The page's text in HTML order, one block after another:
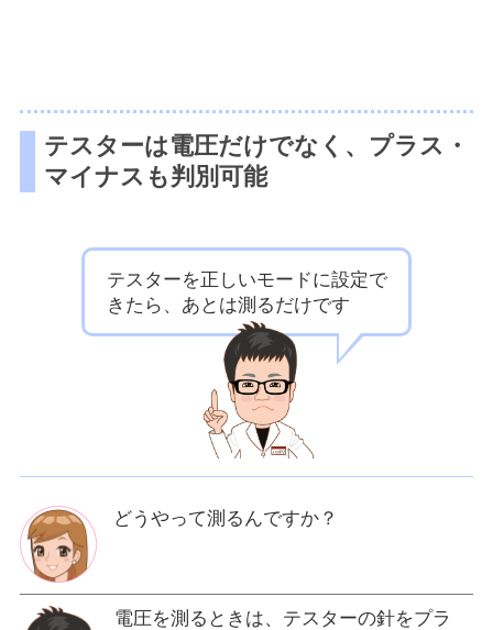
テスターは電圧だけでなく、プラス・
マイナスも判別可能
テスターを正しいモードに設定で
きたら、あとは測るだけです
どうやって測るんですか？
電圧を測るときは、テスターの針をプラ